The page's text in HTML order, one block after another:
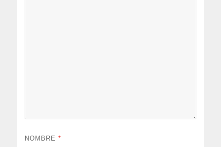
NOMBRE*